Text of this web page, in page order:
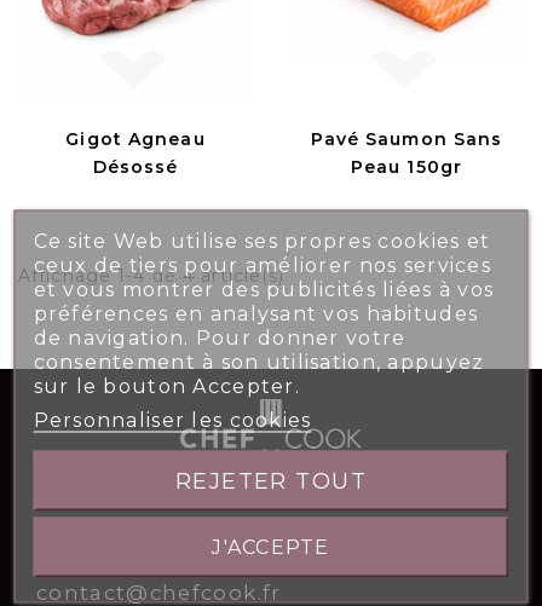
Gigot Agneau
Désossé
Pavé Saumon Sans
Peau 150gr
Affichage 1-4 de 4 article(s)
5, Allée des Atlantes 28000 CHARTRES
contact@chefcook.fr
Ce site Web utilise ses propres cookies et
ceux de tiers pour améliorer nos services
et vous montrer des publicités liées à vos
préférences en analysant vos habitudes
de navigation. Pour donner votre
consentement à son utilisation, appuyez
sur le bouton Accepter.
Personnaliser les cookies
REJETER TOUT
J'ACCEPTE